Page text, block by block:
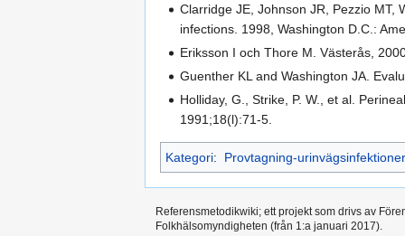
Clarridge JE, Johnson JR, Pezzio MT,
infections. 1998, Washington D.C.:
Eriksson I och Thore M. Västerås,
Guenther KL and Washington JA.
Holliday, G., Strike, P. W., et al.
1991;18(l):71-5.
Kategori: Provtagning-urinvägsinfektioner
Referensmetodikwiki; ett projekt som drivs av
Folkhälsomyndigheten (från 1:a januari 2017).